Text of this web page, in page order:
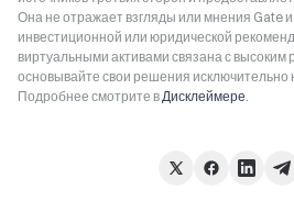
Она не отражает взгляды или мнения Gate
инвестиционной или юридической
виртуальными активами связана с высоким
основывайте свои решения исключительно
Подробнее смотрите вДисклеймере.